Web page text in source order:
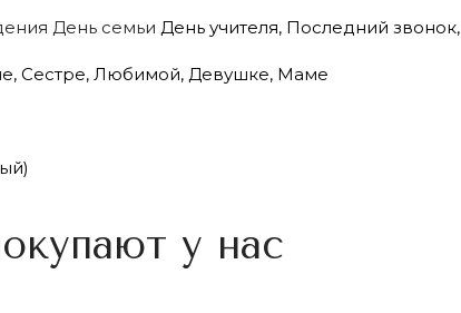
День семьи День учителя, Последний звонок,
, Сестре, Любимой, Девушке, Маме
у нас